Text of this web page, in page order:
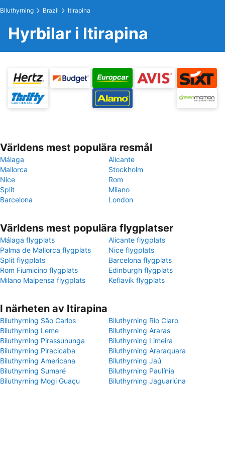
Biluthyrning Brazil Itirapina
Hyrbilar i Itirapina
Världens mest populära resmål
Málaga
Alicante
Mallorca
Stockholm
Nice
Rom
Split
Milano
Barcelona
London
Världens mest populära flygplatser
Málaga flygplats
Alicante flygplats
Palma de Mallorca flygplats
Nice flygplats
Split flygplats
Barcelona flygplats
Rom Fiumicino flygplats
Edinburgh flygplats
Milano Malpensa flygplats
Keflavík flygplats
I närheten av Itirapina
Biluthyrning São Carlos
Biluthyrning Rio Claro
Biluthyrning Leme
Biluthyrning Araras
Biluthyrning Pirassununga
Biluthyrning Limeira
Biluthyrning Piracicaba
Biluthyrning Araraquara
Biluthyrning Americana
Biluthyrning Jaú
Biluthyrning Sumaré
Biluthyrning Paulínia
Biluthyrning Mogi Guaçu
Biluthyrning Jaguariúna